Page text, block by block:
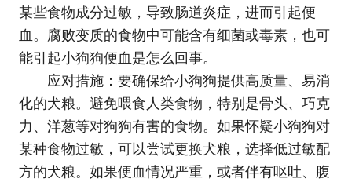
某些食物成分过敏，导致肠道炎症，进而引起便
血。腐败变质的食物中可能含有细菌或毒素，也可
能引起小狗狗便血是怎么回事。
应对措施：要确保给小狗狗提供高质量、易消
化的犬粮。避免喂食人类食物，特别是骨头、巧克
力、洋葱等对狗狗有害的食物。如果怀疑小狗狗对
某种食物过敏，可以尝试更换犬粮，选择低过敏配
方的犬粮。如果便血情况严重，或者伴有呕吐、腹